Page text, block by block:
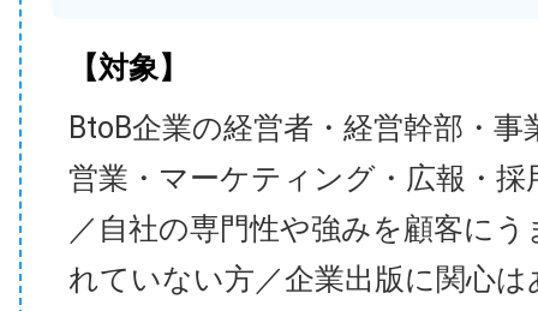
【対象】
BtoB企業の経営者・経営幹部・事
営業・マーケティング・広報・採
／自社の専門性や強みを顧客に
れていない方／企業出版に関心